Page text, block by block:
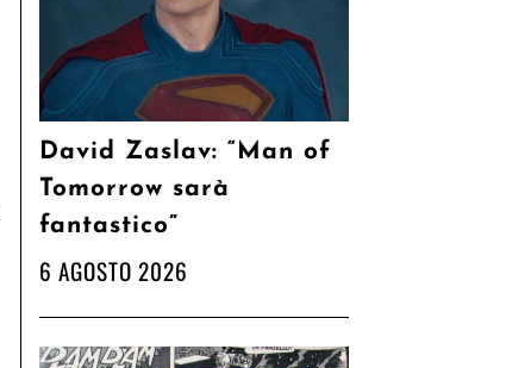
David Zaslav: “Man of
Tomorrow sarà
fantastico”
6 AGOSTO 2026